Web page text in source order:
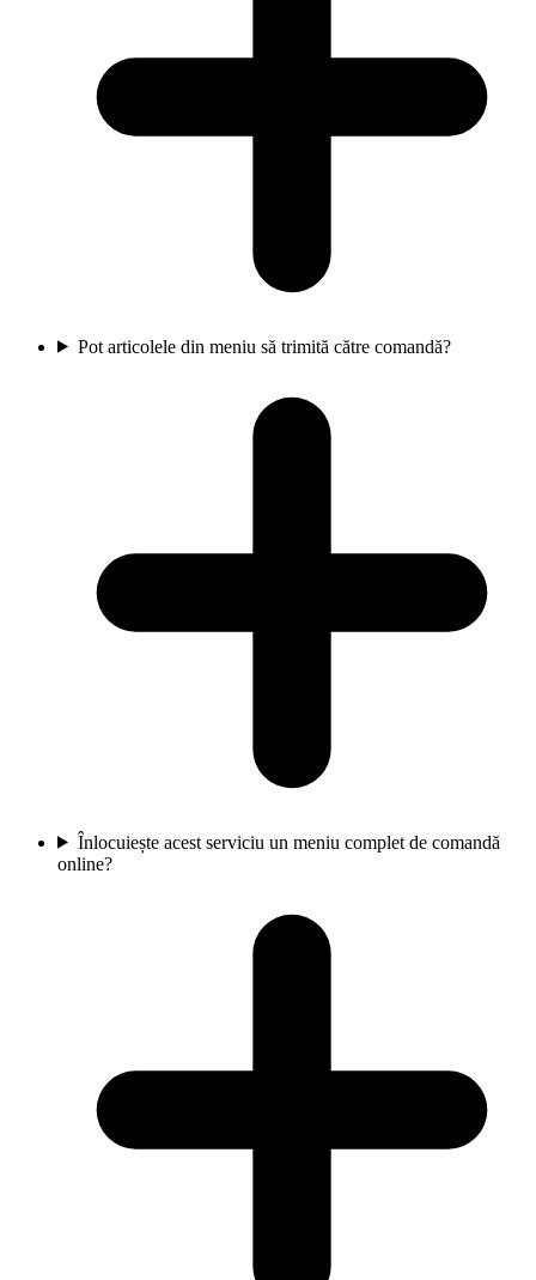
Pot articolele din meniu să trimită către comandă?
Înlocuiește acest serviciu un meniu complet de comandă
online?